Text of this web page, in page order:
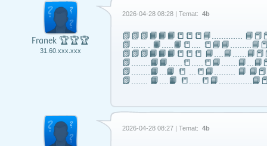
Franek 🏆🏆🏆
31.60.xxx.xxx
2026-04-28 08:28 | Temat: 4b
📗📗📗📙📙📙📒📒📒📘……..…..
📗...... . 📙…..📙📒….
📗📗📗📙📙📙📒📒📒
📗……..📙…📙 📒 …📒📘……... 📘
📗……. 📙….📙
2026-04-28 08:27 | Temat: 4b